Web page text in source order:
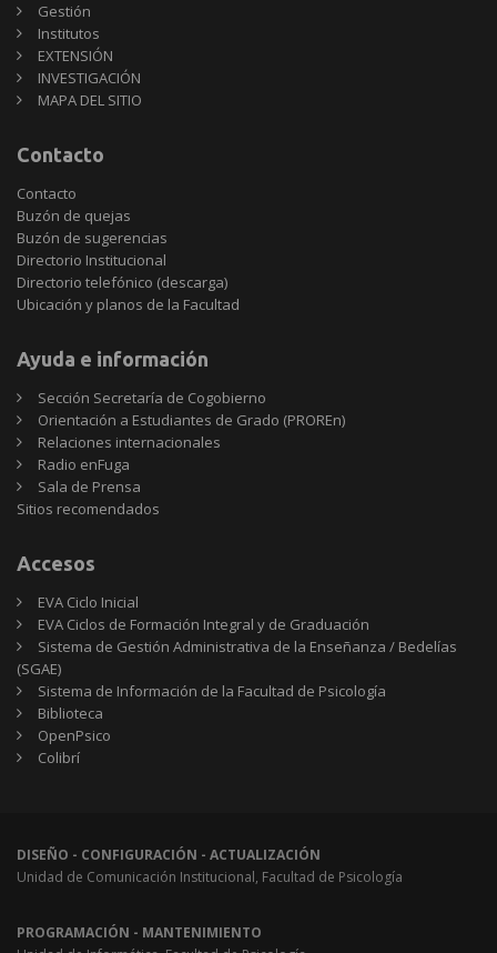
Gestión
Institutos
EXTENSIÓN
INVESTIGACIÓN
MAPA DEL SITIO
Contacto
Contacto
Buzón de quejas
Buzón de sugerencias
Directorio Institucional
Directorio telefónico (descarga)
Ubicación y planos de la Facultad
Ayuda e información
Sección Secretaría de Cogobierno
Orientación a Estudiantes de Grado (PROREn)
Relaciones internacionales
Radio enFuga
Sala de Prensa
Sitios
Sitios recomendados
Accesos
EVA Ciclo Inicial
EVA Ciclos de Formación Integral y de Graduación
Sistema de Gestión Administrativa de la Enseñanza / Bedelías
(SGAE)
Sistema de Información de la Facultad de Psicología
Biblioteca
OpenPsico
Colibrí
DISEÑO - CONFIGURACIÓN - ACTUALIZACIÓN
Unidad de Comunicación Institucional, Facultad de Psicología
PROGRAMACIÓN - MANTENIMIENTO